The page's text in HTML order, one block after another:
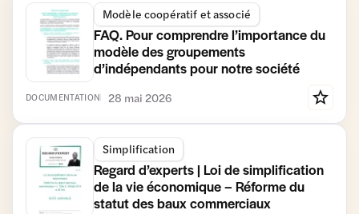
Modèle coopératif et associé
FAQ. Pour comprendre l’importance du
modèle des groupements
d’indépendants pour notre société
DOCUMENTATION 28 mai 2026
Simplification
Regard d’experts | Loi de simplification
de la vie économique – Réforme du
statut des baux commerciaux